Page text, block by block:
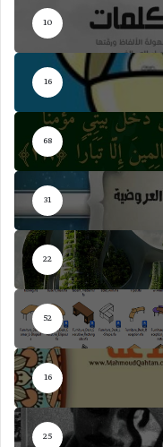
10
16
68
31
22
52
16
25